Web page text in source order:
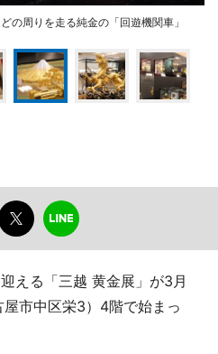
の周りを走る純金の「回遊機関車」
える「三越 黄金展」が3月
市中区栄3）4階で始まっ